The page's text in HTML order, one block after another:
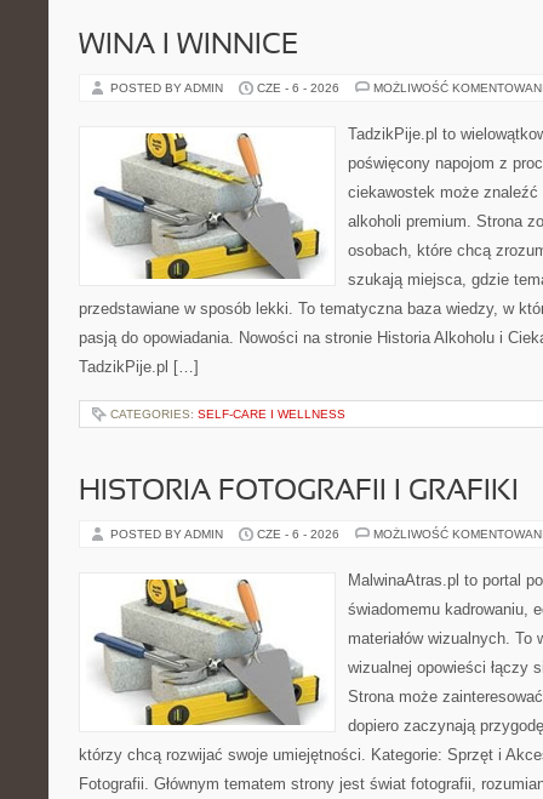
WINA I WINNICE
POSTED BY ADMIN CZE - 6 - 2026 MOŻLIWOŚĆ
TadzikPije.pl to
poświęcony napojom z
ciekawostek może
alkoholi premium. Strona
osobach, które chcą
szukają miejsca, gdzie
przedstawiane w sposób lekki. To tematyczna baza wiedzy, w
pasją do opowiadania. Nowości na stronie Historia Alkoholu i
TadzikPije.pl […]
CATEGORIES: SELF-CARE I WELLNESS
HISTORIA FOTOGRAFII I GRAFIKI
POSTED BY ADMIN CZE - 6 - 2026 MOŻLIWOŚĆ
MalwinaAtras.pl to portal
świadomemu kadrowaniu,
materiałów wizualnych. To
wizualnej opowieści łączy
Strona może
dopiero zaczynają
którzy chcą rozwijać swoje umiejętności. Kategorie: Sprzęt i
Fotografii. Głównym tematem strony jest świat fotografii,